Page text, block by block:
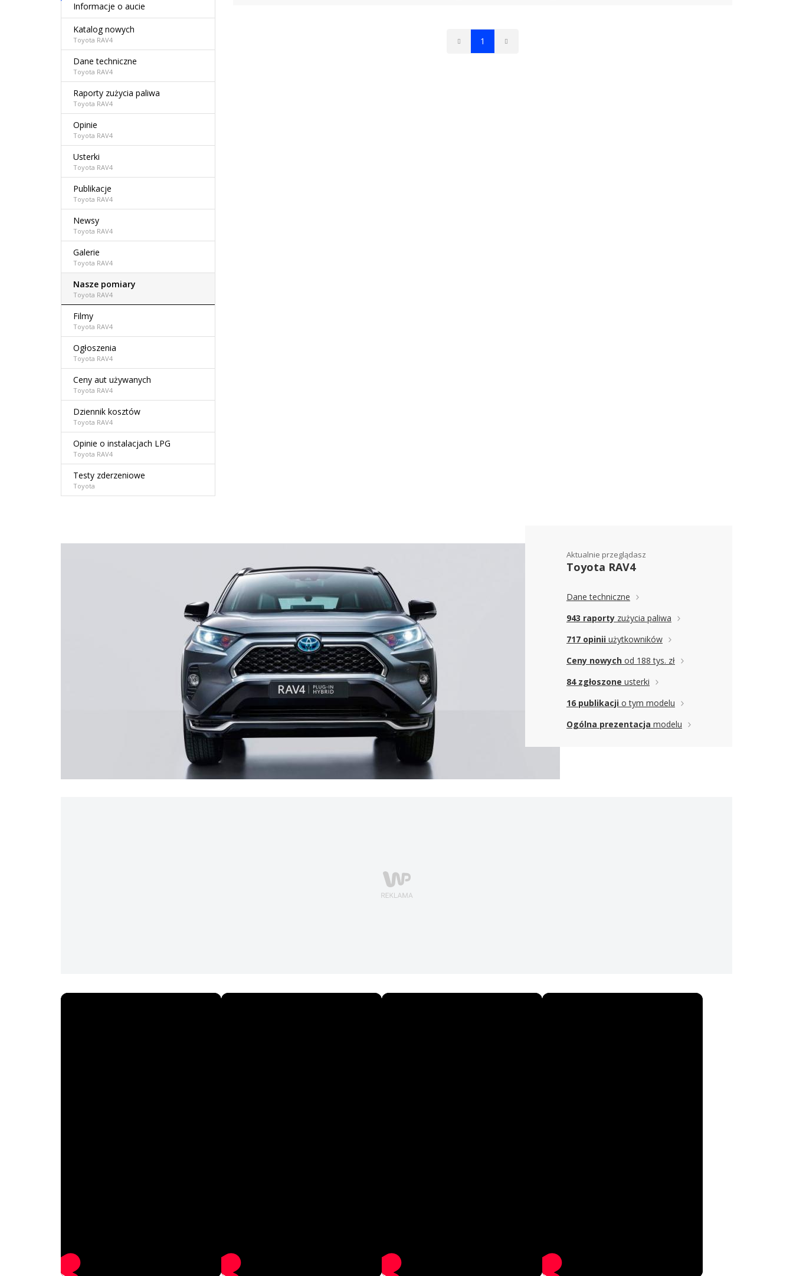
1
Informacje o aucie
Katalog nowych
Toyota RAV4
Dane techniczne
Toyota RAV4
Raporty zużycia paliwa
Toyota RAV4
Opinie
Toyota RAV4
Usterki
Toyota RAV4
Publikacje
Toyota RAV4
Newsy
Toyota RAV4
Galerie
Toyota RAV4
Nasze pomiary
Toyota RAV4
Filmy
Toyota RAV4
Ogłoszenia
Toyota RAV4
Ceny aut używanych
Toyota RAV4
Dziennik kosztów
Toyota RAV4
Opinie o instalacjach LPG
Toyota RAV4
Testy zderzeniowe
Toyota
Aktualnie przeglądasz
Toyota RAV4
Dane techniczne
943 raporty zużycia paliwa
717 opinii użytkowników
Ceny nowych od 188 tys. zł
84 zgłoszone usterki
16 publikacji o tym modelu
Ogólna prezentacja modelu